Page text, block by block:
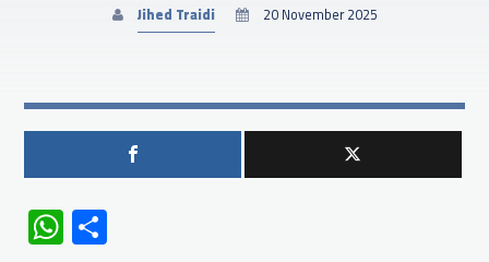
Jihed Traidi 20 November 2025
WhatsApp